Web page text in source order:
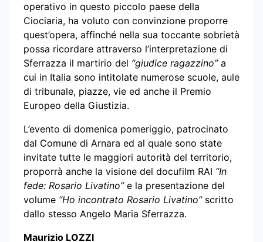
operativo in questo piccolo paese della
Ciociaria, ha voluto con convinzione proporre
quest’opera, affinché nella sua toccante sobrietà
possa ricordare attraverso l’interpretazione di
Sferrazza il martirio del “giudice ragazzino”a
cui in Italia sono intitolate numerose scuole, aule
di tribunale, piazze, vie ed anche il Premio
Europeo della Giustizia.
L’evento di domenica pomeriggio, patrocinato
dal Comune di Arnara ed al quale sono state
invitate tutte le maggiori autorità del territorio,
proporrà anche la visione del docufilm RAI “In
fede: Rosario Livatino”e la presentazione del
volume “Ho incontrato Rosario Livatino”scritto
dallo stesso Angelo Maria Sferrazza.
Maurizio LOZZI